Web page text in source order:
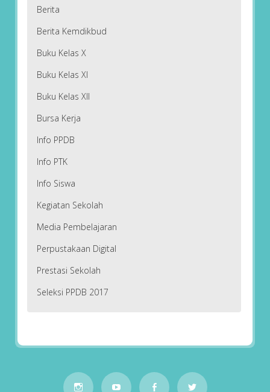
Berita
Berita Kemdikbud
Buku Kelas X
Buku Kelas XI
Buku Kelas XII
Bursa Kerja
Info PPDB
Info PTK
Info Siswa
Kegiatan Sekolah
Media Pembelajaran
Perpustakaan Digital
Prestasi Sekolah
Seleksi PPDB 2017